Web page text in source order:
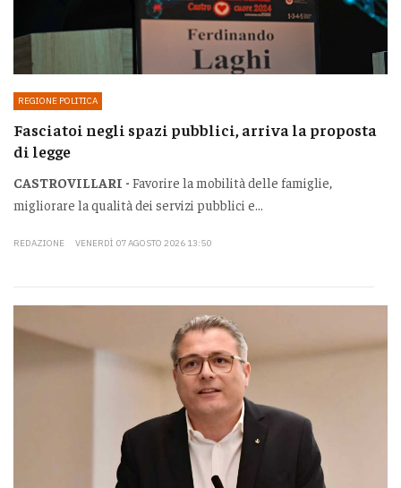
REGIONE POLITICA
Fasciatoi negli spazi pubblici, arriva la proposta
di legge
CASTROVILLARI - Favorire la mobilità delle famiglie,
migliorare la qualità dei servizi pubblici e...
REDAZIONE VENERDÌ 07 AGOSTO 2026 13:50